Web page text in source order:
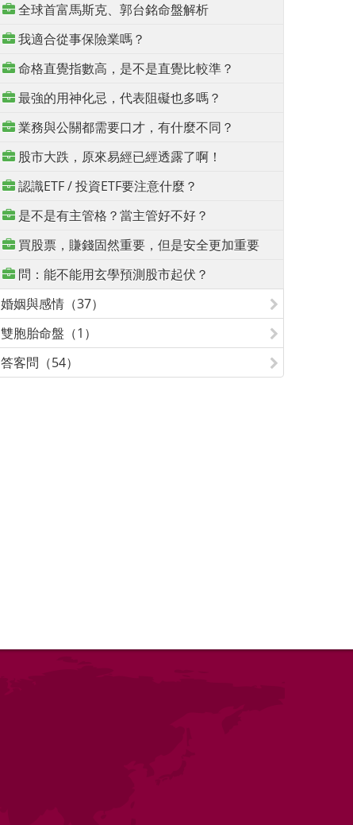
全球首富馬斯克、郭台銘命盤解析
我適合從事保險業嗎？
命格直覺指數高，是不是直覺比較準？
最強的用神化忌，代表阻礙也多嗎？
業務與公關都需要口才，有什麼不同？
股市大跌，原來易經已經透露了啊！
認識ETF / 投資ETF要注意什麼？
是不是有主管格？當主管好不好？
買股票，賺錢固然重要，但是安全更加重要
問：能不能用玄學預測股市起伏？
婚姻與感情（37）
雙胞胎命盤（1）
答客問（54）